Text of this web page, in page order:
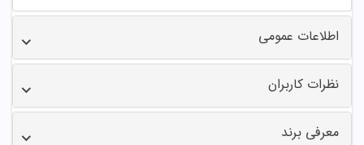
اطلاعات عمومی
نظرات کاربران
معرفی برند